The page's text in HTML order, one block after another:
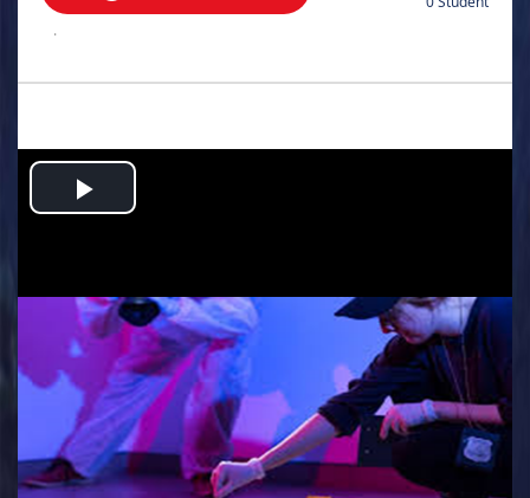
.
Play